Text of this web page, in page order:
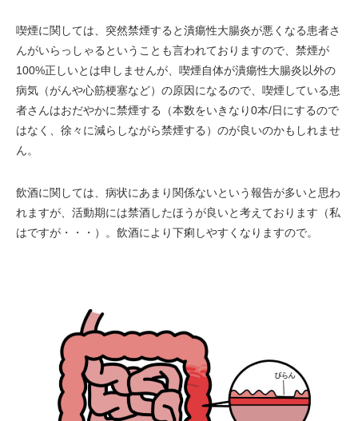
喫煙に関しては、突然禁煙すると潰瘍性大腸炎が悪くなる患者さ
んがいらっしゃるということも言われておりますので、禁煙が
100%正しいとは申しませんが、喫煙自体が潰瘍性大腸炎以外の
病気（がんや心筋梗塞など）の原因になるので、喫煙している患
者さんはおだやかに禁煙する（本数をいきなり0本/日にするので
はなく、徐々に減らしながら禁煙する）のが良いのかもしれませ
ん。
飲酒に関しては、病状にあまり関係ないという報告が多いと思わ
れますが、活動期には禁酒したほうが良いと考えております（私
はですが・・・）。飲酒により下痢しやすくなりますので。